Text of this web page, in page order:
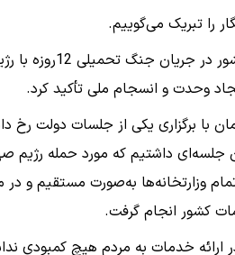
را تبریک می‌گوییم.
رئیس جمهور به تشریح
وحدت و انسجام ملی تأکید کرد.
با برگزاری یکی از جلسات دولت رخ
جلسه‌ای داشتیم که مورد حمله رژیم
جلسات با تمام وزارتخانه‌ها به‌صورت
کشور انجام گرفت.
ارائه خدمات به مردم هیچ کمبودی